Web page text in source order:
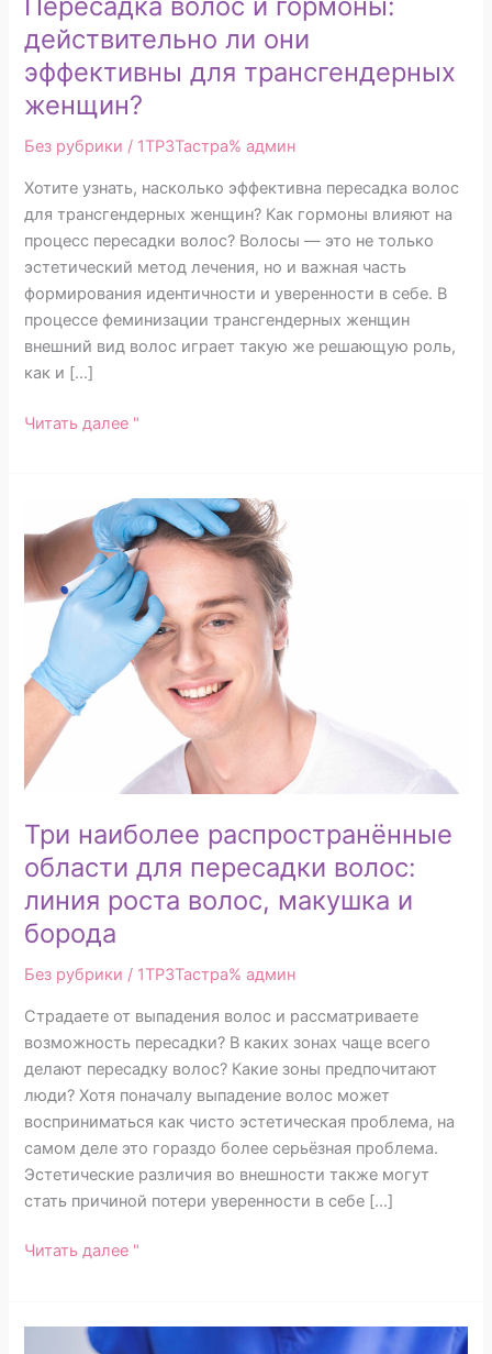
Пересадка волос и гормоны:
действительно ли они
эффективны для трансгендерных
женщин?
Без рубрики / 1TP3Тастра% админ
Хотите узнать, насколько эффективна пересадка волос
для трансгендерных женщин? Как гормоны влияют на
процесс пересадки волос? Волосы — это не только
эстетический метод лечения, но и важная часть
формирования идентичности и уверенности в себе. В
процессе феминизации трансгендерных женщин
внешний вид волос играет такую же решающую роль,
как и […]
Читать далее "
Три наиболее распространённые
области для пересадки волос:
линия роста волос, макушка и
борода
Без рубрики / 1TP3Тастра% админ
Страдаете от выпадения волос и рассматриваете
возможность пересадки? В каких зонах чаще всего
делают пересадку волос? Какие зоны предпочитают
люди? Хотя поначалу выпадение волос может
восприниматься как чисто эстетическая проблема, на
самом деле это гораздо более серьёзная проблема.
Эстетические различия во внешности также могут
стать причиной потери уверенности в себе […]
наиболее
распространённые
области
пересадки
волос:
линия
роста
волос,
макушка
борода
Читать далее "
Пересадка